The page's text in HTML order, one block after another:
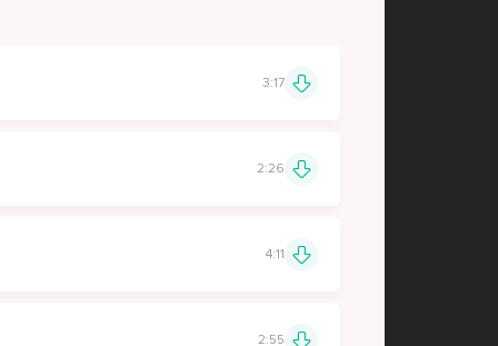
3:17
2:26
4:11
2:55